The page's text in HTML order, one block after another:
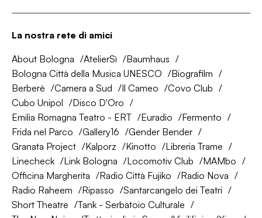
La nostra rete di amici
About Bologna AtelierSì
Baumhaus
Bologna Città della Musica UNESCO
Biografilm
Berberè
Camera a Sud Il Cameo
Covo Club
Cubo Unipol
Disco D'Oro
Emilia Romagna Teatro - ERT
Euradio
Fermento
Frida nel Parco
Gallery16
Gender Bender
Granata Project
Kalporz Kinotto
Libreria Trame
Linecheck
Link Bologna Locomotiv Club
MAMbo
Officina Margherita
Radio Città Fujiko
Radio Nova
Radio Raheem
Ripasso
Santarcangelo dei Teatri
Short Theatre
Tank - Serbatoio Culturale